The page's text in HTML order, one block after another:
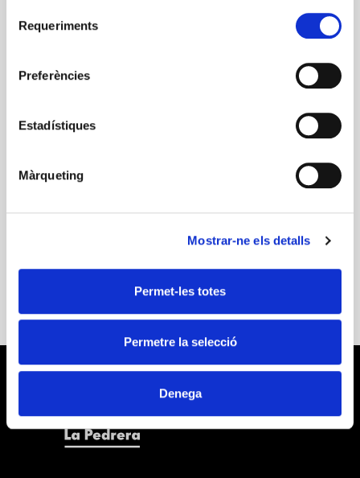
informació a la nostra
Requeriments
Preferències
Estadístiques
Màrqueting
Mostrar-ne els detalls
Permet-les totes
Permetre la selecció
Denega
tradicionals de diferents zones adaptats al «mètode
del plat». Projecte educatiu per a metges i pacients
col·laboració d’ESTEVE. Més informació al portal
diabetis